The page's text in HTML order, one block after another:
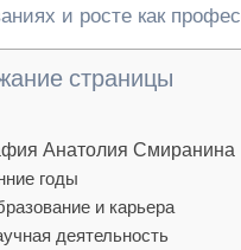
и росте как
страницы
Анатолия Смиранина
годы
и карьера
деятельность